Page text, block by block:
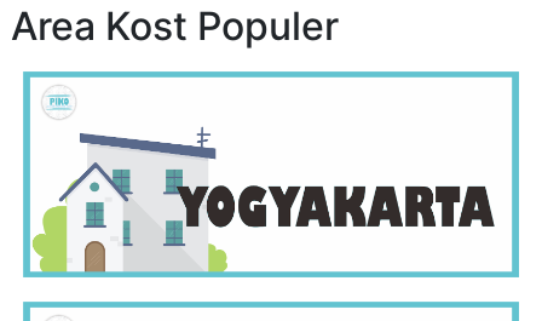
Area Kost Populer